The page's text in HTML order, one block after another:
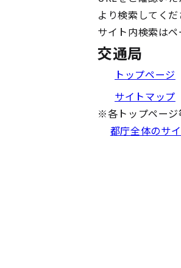
より検索してくだ
サイト内検索は
交通局
トップページ
サイトマップ
※各トップペー
都庁全体のサ